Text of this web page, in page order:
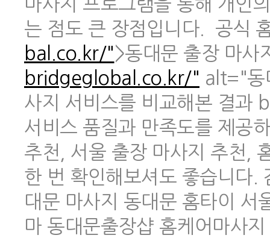
마사지 프로그램을 통해 개인
는 점도 큰 장점입니다. 공식
bal.co.kr/">동대문 출장 마
bridgeglobal.co.kr/" alt="동
사지 서비스를 비교해본 결과
서비스 품질과 만족도를 제공
추천, 서울 출장 마사지 추천,
한 번 확인해보셔도 좋습니다
대문 마사지 동대문 홈타이 서
마 동대문출장샵 홈케어마사